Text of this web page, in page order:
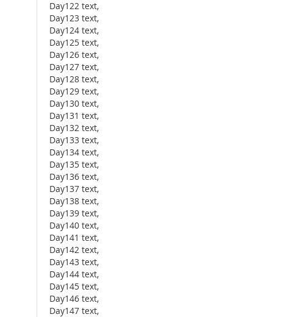
Day122 text,
Day123 text,
Day124 text,
Day125 text,
Day126 text,
Day127 text,
Day128 text,
Day129 text,
Day130 text,
Day131 text,
Day132 text,
Day133 text,
Day134 text,
Day135 text,
Day136 text,
Day137 text,
Day138 text,
Day139 text,
Day140 text,
Day141 text,
Day142 text,
Day143 text,
Day144 text,
Day145 text,
Day146 text,
Day147 text,